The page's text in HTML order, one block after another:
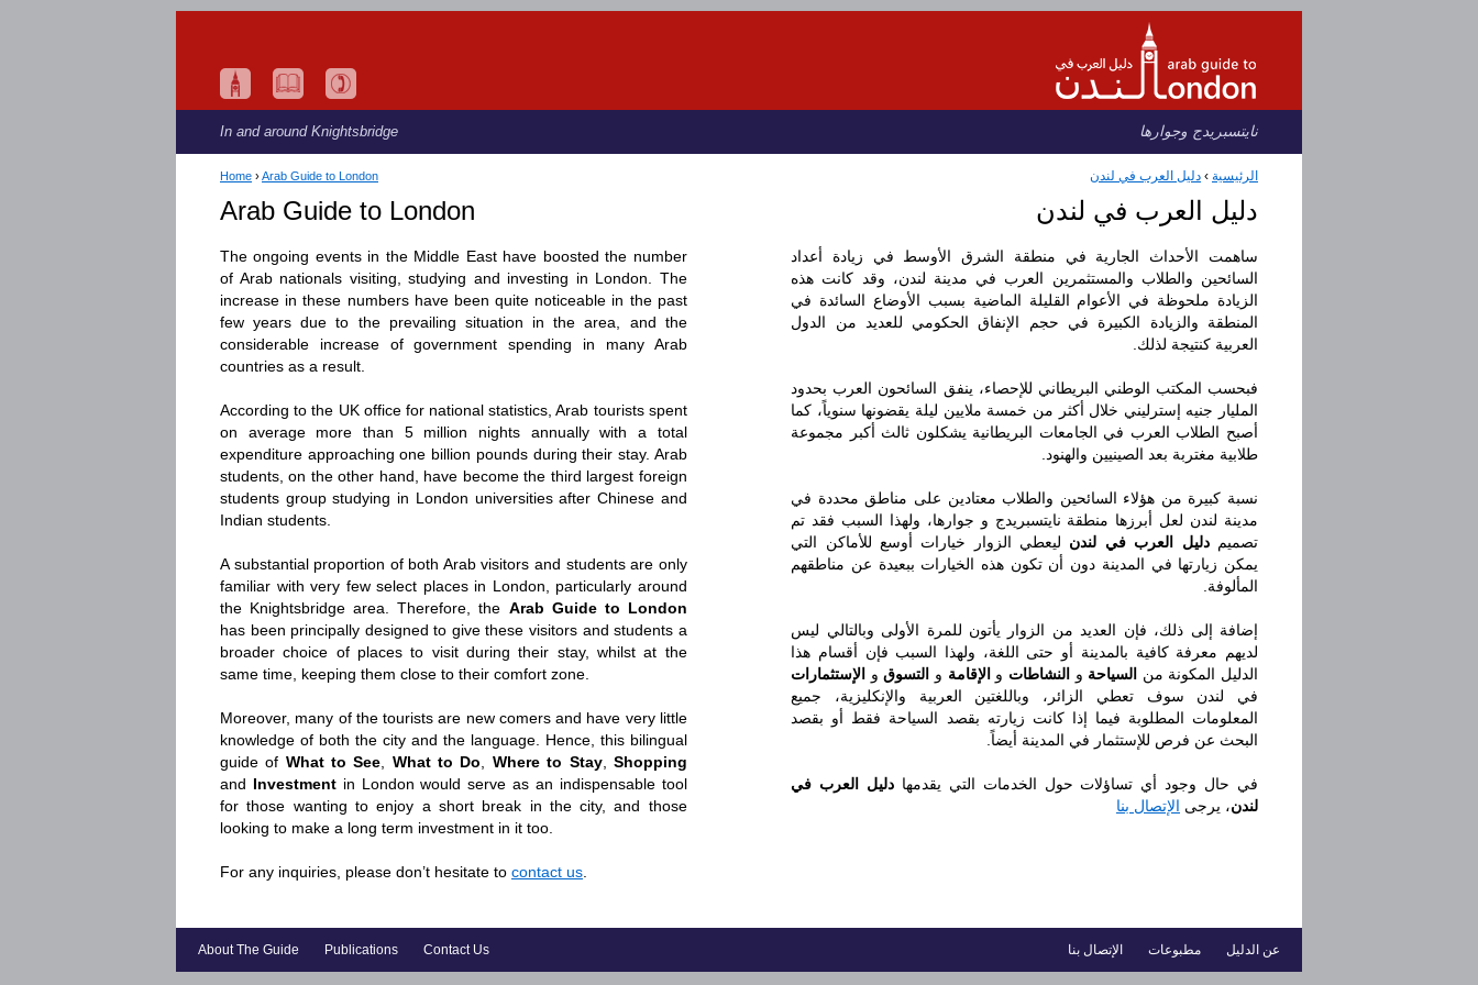
نايتسبريدج وجوارها In and around Knightsbridge
الرئيسية › دليل العرب في لندن Home ›Arab Guide to London
دليل العرب في لندن
ساهمت الأحداث الجارية في منطقة الشرق الأوسط في زيادة أعداد
السائحين والطلاب والمستثمرين العرب في مدينة لندن، وقد كانت هذه
الزيادة ملحوظة في الأعوام القليلة الماضية بسبب الأوضاع السائدة في
المنطقة والزيادة الكبيرة في حجم الإنفاق الحكومي للعديد من الدول
العربية كنتيجة لذلك.
فبحسب المكتب الوطني البريطاني للإحصاء، ينفق السائحون العرب بحدود
المليار جنيه إسترليني خلال أكثر من خمسة ملايين ليلة يقضونها سنوياً، كما
أصبح الطلاب العرب في الجامعات البريطانية يشكلون ثالث أكبر مجموعة
طلابية مغتربة بعد الصينيين والهنود.
نسبة كبيرة من هؤلاء السائحين والطلاب معتادين على مناطق محددة في
مدينة لندن لعل أبرزها منطقة نايتسبريدج و جوارها، ولهذا السبب فقد تم
تصميمدليل العرب في لندن ليعطي الزوار خيارات أوسع للأماكن التي
يمكن زيارتها في المدينة دون أن تكون هذه الخيارات ببعيدة عن مناطقهم
المألوفة.
إضافة إلى ذلك، فإن العديد من الزوار يأتون للمرة الأولى وبالتالي ليس
لديهم معرفة كافية بالمدينة أو حتى اللغة، ولهذا السبب فإن أقسام هذا
الدليل المكونة من
السياحة و النشاطات و الإقامة و التسوقو
الإستثمارات
في لندن سوف تعطي الزائر، وباللغتين العربية والإنكليزية، جميع
المعلومات المطلوبة فيما إذا كانت زيارته بقصد السياحة فقط أو بقصد
البحث عن فرص للإستثمار في المدينة أيضاً.
في حال وجود أي تساؤلات حول الخدمات التي يقدمهادليل العرب في
لندن، يرجى الإتصال بنا
Arab Guide to London
The ongoing events in the Middle East have boosted the number
of Arab nationals visiting, studying and investing in London. The
increase in these numbers have been quite noticeable in the past
few years due to the prevailing situation in the area, and the
considerable increase of government spending in many Arab
countries as a result.
According to the UK office for national statistics, Arab tourists spent
on average more than 5 million nights annually with a total
expenditure approaching one billion pounds during their stay. Arab
students, on the other hand, have become the third largest foreign
students group studying in London universities after Chinese and
Indian students.
A substantial proportion of both Arab visitors and students are only
familiar with very few select places in London, particularly around
the Knightsbridge area. Therefore, the Arab Guide to London
has been principally designed to give these visitors and students a
broader choice of places to visit during their stay, whilst at the
same time, keeping them close to their comfort zone.
Moreover, many of the tourists are new comers and have very little
knowledge of both the city and the language. Hence, this bilingual
guide of What to See, What to Do, Where to Stay, Shopping
and
Investment in London would serve as an indispensable tool
for those wanting to enjoy a short break in the city, and those
looking to make a long term investment in it too.
For any inquiries, please don’t hesitate to contact us.
عن الدليل مطبوعات الإتصال بنا About The Guide Publications Contact Us